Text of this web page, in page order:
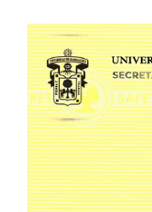
el
Día
del
Trabajo